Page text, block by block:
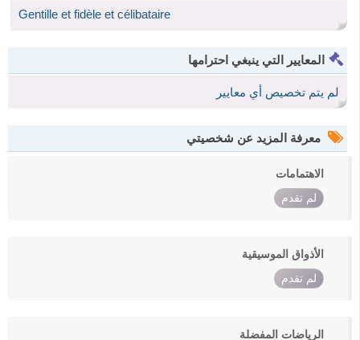
Gentille et fidèle et célibataire
المعايير التي ينبغي احترامها
لم يتم تخصيص أي معايير
معرفة المزيد عن شخصيتي
الاهتمامات
لم تقدم
الأذواق الموسيقية
لم تقدم
الرياضات المفضلة